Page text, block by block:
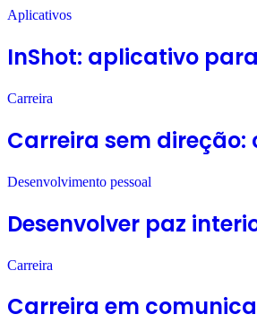
Aplicativos
InShot: aplicativo
Carreira
Carreira sem
Desenvolvimento pessoal
Desenvolver paz
Carreira
Carreira em